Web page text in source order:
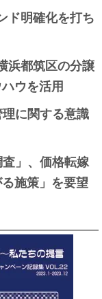
ド明確化を打ち
浜都筑区の分譲
ウを活用
に関する意識
」、価格転嫁
施策」を要望